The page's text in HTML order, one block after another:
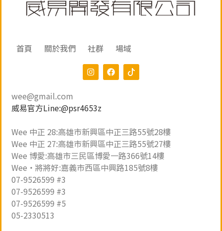
首頁 關於我們 社群 場域
wee@gmail.com
威易官方Line:@psr4653z
Wee 中正 28:高雄市新興區中正三路55號28樓
Wee 中正 27:高雄市新興區中正三路55號27樓
Wee 博愛:高雄市三民區博愛一路366號14樓
Wee・將將好:嘉義市西區中興路185號8樓
07-9526599 #3
07-9526599 #3
07-9526599 #5
05-2330513